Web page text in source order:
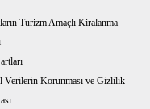
Turizm Amaçlı Kiralanma
Verilerin Korunması ve Gizlilik